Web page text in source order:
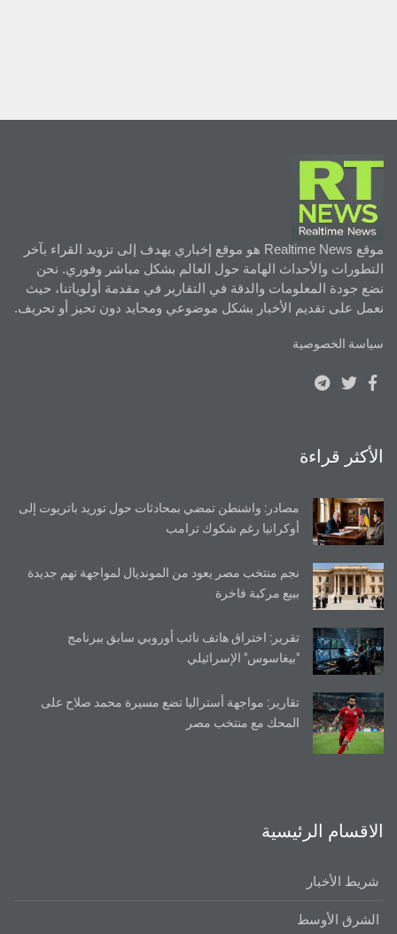
موقع Realtime News هو موقع إخباري يهدف إلى تزويد القراء بآخر
التطورات والأحداث الهامة حول العالم بشكل مباشر وفوري. نحن
نضع جودة المعلومات والدقة في التقارير في مقدمة أولوياتنا، حيث
نعمل على تقديم الأخبار بشكل موضوعي ومحايد دون تحيز أو تحريف.
سياسة الخصوصية
الأكثر قراءة
مصادر: واشنطن تمضي بمحادثات حول توريد باتريوت إلى
أوكرانيا رغم شكوك ترامب
نجم منتخب مصر يعود من المونديال لمواجهة تهم جديدة
ببيع مركبة فاخرة
تقرير: اختراق هاتف نائب أوروبي سابق ببرنامج
"بيغاسوس" الإسرائيلي
تقارير: مواجهة أستراليا تضع مسيرة محمد صلاح على
المحك مع منتخب مصر
الاقسام الرئيسية
شريط الأخبار
الشرق الأوسط